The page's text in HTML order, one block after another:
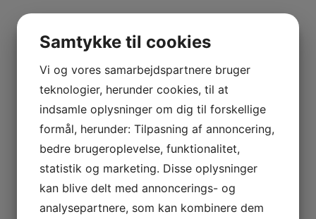
Arkiver
juli 2026
april 2026
februar 2026
januar 2026
oktober 2025
Samtykke til cookies
Vi og vores samarbejdspartnere bruger
teknologier, herunder cookies, til at
indsamle oplysninger om dig til forskellige
formål, herunder: Tilpasning af annoncering,
bedre brugeroplevelse, funktionalitet,
statistik og marketing. Disse oplysninger
kan blive delt med annoncerings- og
analysepartnere, som kan kombinere dem